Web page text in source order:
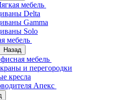
мебель
Delta
Gamma
Solo
мебель
Назад
мебель
и перегородки
кресла
Апекс